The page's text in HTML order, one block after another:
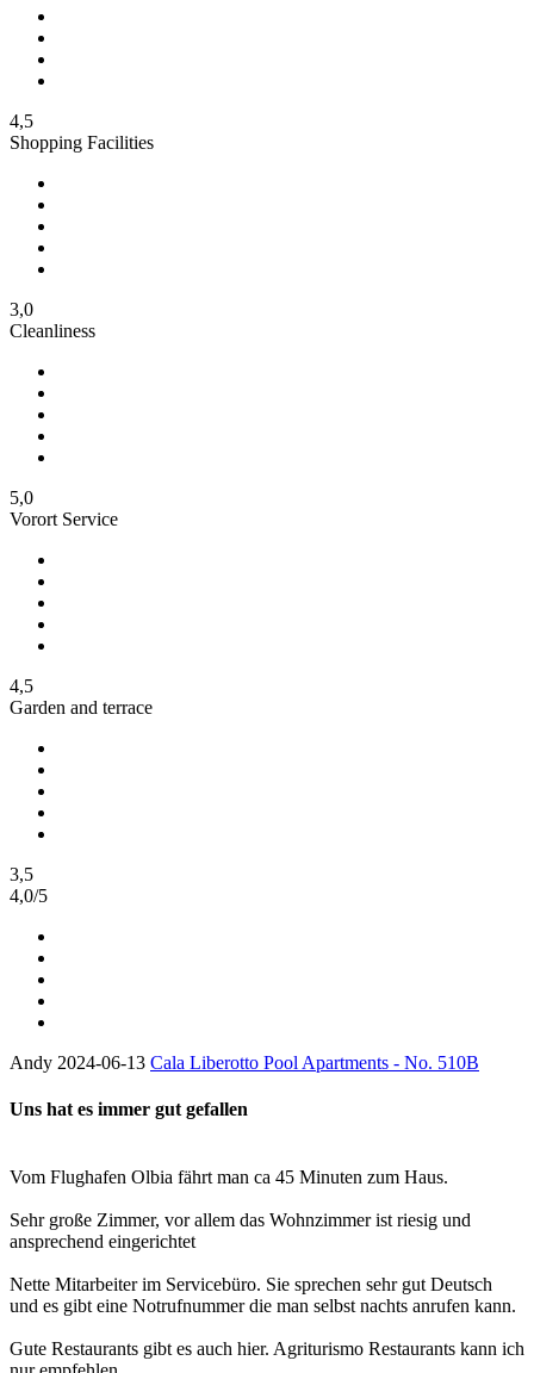
4,5
Shopping Facilities
3,0
Cleanliness
5,0
Vorort Service
4,5
Garden and terrace
3,5
4,0/5
Andy 2024-06-13 Cala Liberotto Pool Apartments - No. 510B
Uns hat es immer gut gefallen
Vom Flughafen Olbia fährt man ca 45 Minuten zum Haus.
Sehr große Zimmer, vor allem das Wohnzimmer ist riesig und
ansprechend eingerichtet
Nette Mitarbeiter im Servicebüro. Sie sprechen sehr gut Deutsch
und es gibt eine Notrufnummer die man selbst nachts anrufen kann.
Gute Restaurants gibt es auch hier. Agriturismo Restaurants kann ich